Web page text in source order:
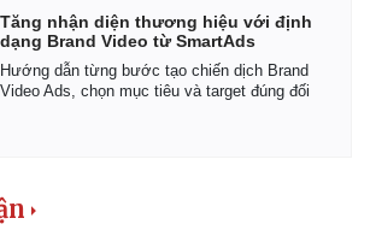
Tăng nhận diện thương hiệu với định
dạng Brand Video từ SmartAds
Hướng dẫn từng bước tạo chiến dịch Brand
Video Ads, chọn mục tiêu và target đúng đối